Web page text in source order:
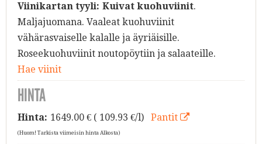
Viinikartan tyyli: Kuivat kuohuviinit.
Maljajuomana. Vaaleat kuohuviinit
vähärasvaiselle kalalle ja äyriäisille.
Roseekuohuviinit noutopöytiin ja salaateille.
Hae viinit
HINTA
Hinta: 1649.00€ ( 109.93 €/l) Pantit
(Huom! Tarkista viimeisin hinta Alkosta)